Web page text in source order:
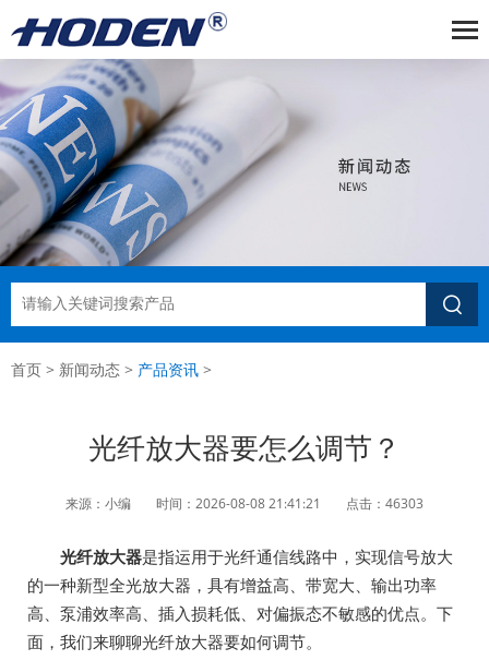

首页 > 新闻动态 > 产品资讯 >
光纤放大器要怎么调节？
来源：小编 时间：2026-08-08 21:41:21 点击：46303
光纤放大器是指运用于光纤通信线路中，实现信号放大
的一种新型全光放大器，具有增益高、带宽大、输出功率
高、泵浦效率高、插入损耗低、对偏振态不敏感的优点。下
面，我们来聊聊光纤放大器要如何调节。